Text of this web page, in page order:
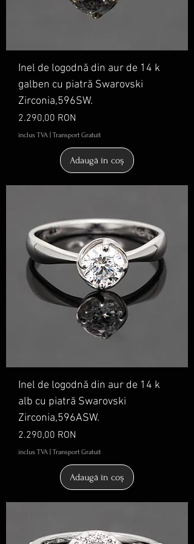
Inel de logodnă din aur de 14 k
galben cu piatră Swarovski
Zirconia,596SW.
Preț
2.290,00 RON
inclus TVA Transport Gratuit
Adaugă în coș
Inel de logodnă din aur de 14 k
alb cu piatră Swarovski
Zirconia,596ASW.
Preț
2.290,00 RON
inclus TVA Transport Gratuit
Adaugă în coș